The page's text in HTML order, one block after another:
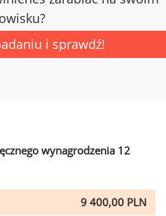
i sprawdź!
wynagrodzenia 12
9 400,00 PLN